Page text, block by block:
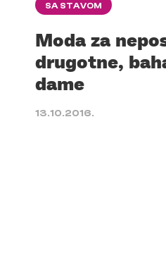
SA STAVOM
Moda za
drugotne,
dame
13.10.2016.